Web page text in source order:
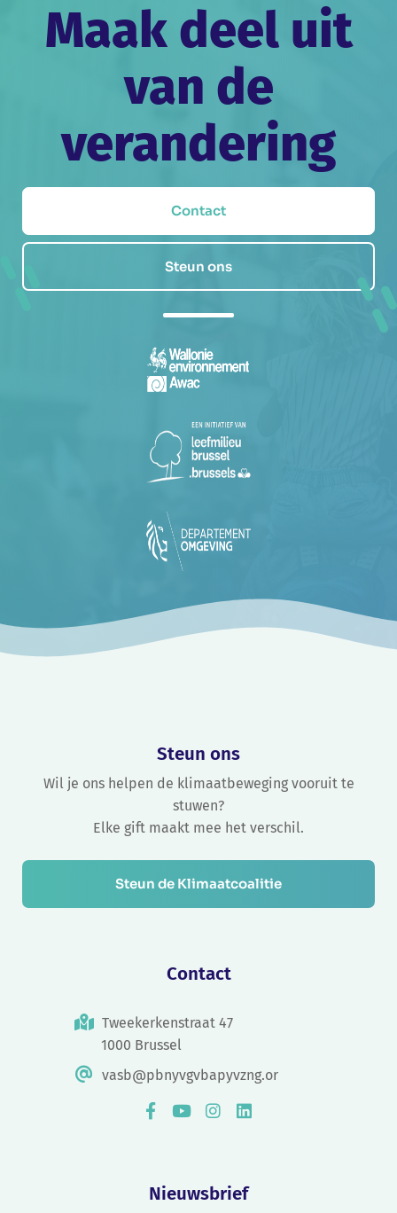
Maak deel uit
van de
verandering
Contact
Steun ons
Steun ons
Wil je ons helpen de klimaatbeweging vooruit te
stuwen?
Elke gift maakt mee het verschil.
Steun de Klimaatcoalitie
Contact
Tweekerkenstraat 47
1000 Brussel
vasb@pbnyvgvbapyvzng.or
Nieuwsbrief